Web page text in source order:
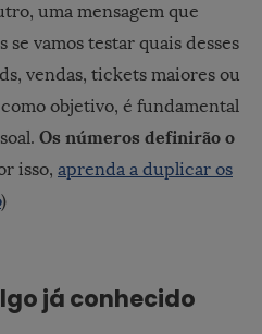
uma mensagem que
vamos testar quais desses
vendas, tickets maiores ou
objetivo, é fundamental
Os números definirão o
isso, aprenda a duplicar os
)
já conhecido